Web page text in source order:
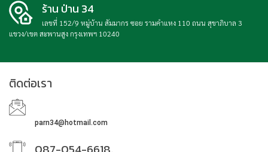
ร้าน ป่าน 34
เลขที่ 152/9 หมู่บ้าน สัมมากร ซอย รามคำแหง 110 ถนน สุขาภิบาล 3
แขวง/เขต สะพานสูง กรุงเทพฯ 10240
ติดต่อเรา
parn34@hotmail.com